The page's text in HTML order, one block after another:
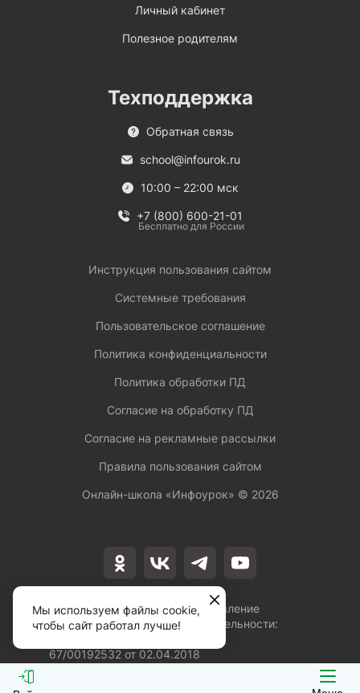
Лицензия на осуществление
образовательной деятельности:
67/00192532 от 02.04.2018
Личный кабинет
Полезное родителям
Техподдержка
Обратная связь
school@infourok.ru
10:00 – 22:00 мск
+7 (800) 600-21-01
Бесплатно для России
Инструкция пользования сайтом
Системные требования
Пользовательское соглашение
Политика конфиденциальности
Политика обработки ПД
Согласие на обработку ПД
Согласие на рекламные рассылки
Правила пользования сайтом
Онлайн-школа «Инфоурок» © 2026
Мы используем файлы cookie,
чтобы сайт работал лучше!